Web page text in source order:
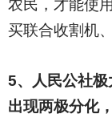
农民，才能使
买联合收割机
5、人民公社
出现两极分化